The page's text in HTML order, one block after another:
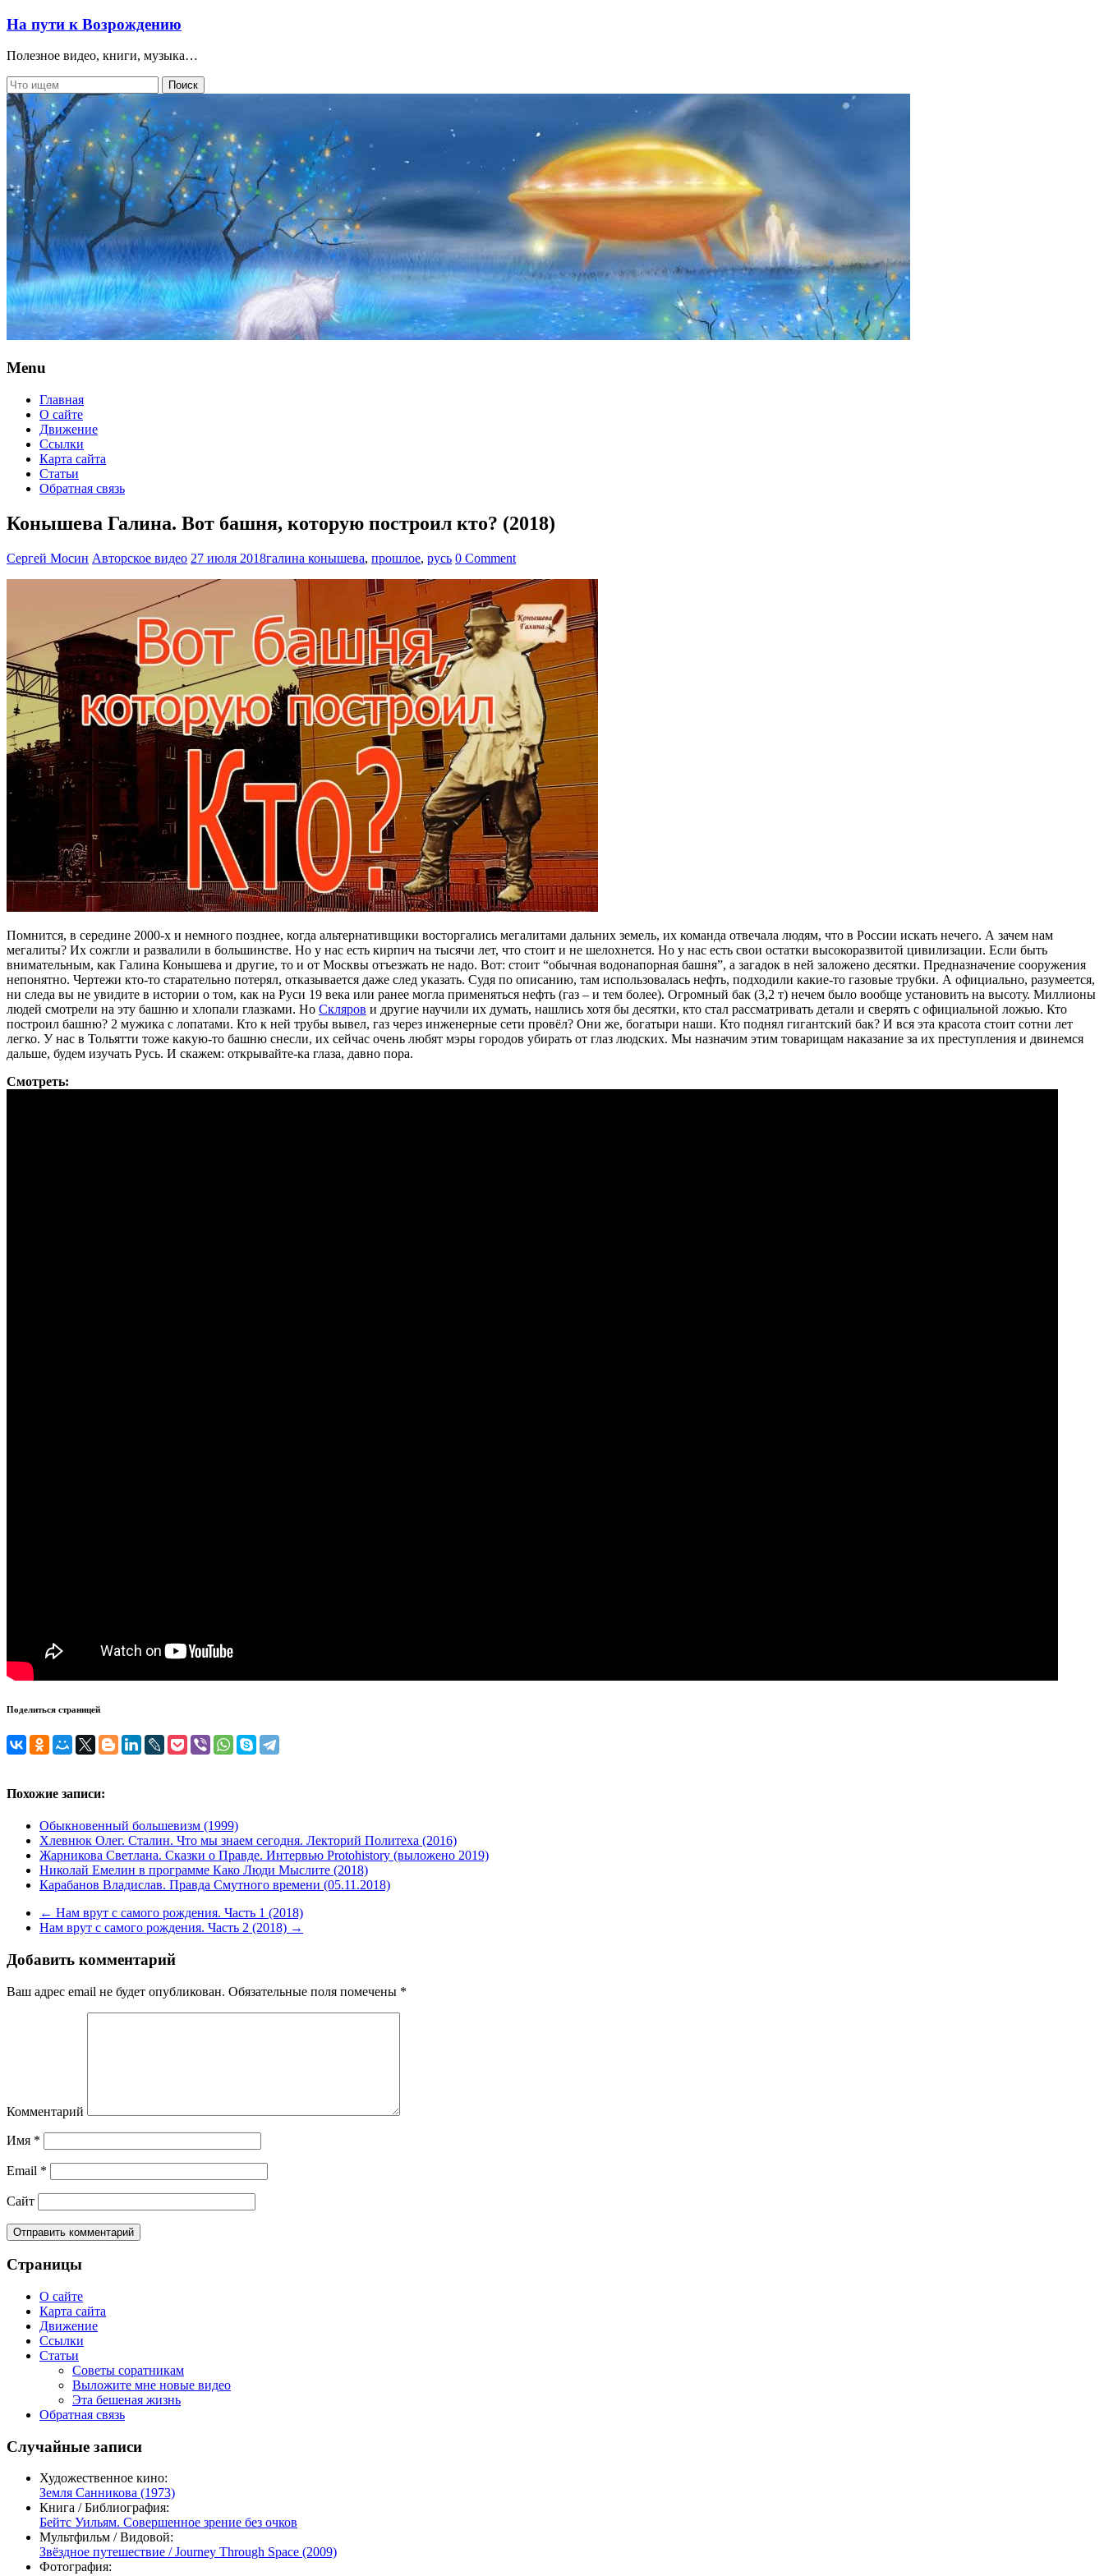
На пути к Возрождению
Полезное видео, книги, музыка…
Menu
Главная
О сайте
Движение
Ссылки
Карта сайта
Статьи
Обратная связь
Конышева Галина. Вот башня, которую построил кто? (2018)
Сергей Мосин Авторское видео 27 июля 2018галина конышева, прошлое, русь 0 Comment
Помнится, в середине 2000-х и немного позднее, когда альтернативщики восторгались мегалитами дальних земель, их команда отвечала людям, что в России искать нечего. А зачем нам
мегалиты? Их сожгли и развалили в большинстве. Но у нас есть кирпич на тысячи лет, что стоит и не шелохнется. Но у нас есть свои остатки высокоразвитой цивилизации. Если быть
внимательным, как Галина Конышева и другие, то и от Москвы отъезжать не надо. Вот: стоит “обычная водонапорная башня”, а загадок в ней заложено десятки. Предназначение сооружения
непонятно. Чертежи кто-то старательно потерял, отказывается даже след указать. Судя по описанию, там использовалась нефть, подходили какие-то газовые трубки. А официально, разумеется,
ни следа вы не увидите в истории о том, как на Руси 19 века или ранее могла применяться нефть (газ – и тем более). Огромный бак (3,2 т) нечем было вообще установить на высоту. Миллионы
людей смотрели на эту башню и хлопали глазками. Но Скляров и другие научили их думать, нашлись хотя бы десятки, кто стал рассматривать детали и сверять с официальной ложью. Кто
построил башню? 2 мужика с лопатами. Кто к ней трубы вывел, газ через инженерные сети провёл? Они же, богатыри наши. Кто поднял гигантский бак? И вся эта красота стоит сотни лет
легко. У нас в Тольятти тоже какую-то башню снесли, их сейчас очень любят мэры городов убирать от глаз людских. Мы назначим этим товарищам наказание за их преступления и двинемся
дальше, будем изучать Русь. И скажем: открывайте-ка глаза, давно пора.
Смотреть:
Поделиться страницей
Похожие записи:
Обыкновенный большевизм (1999)
Хлевнюк Олег. Сталин. Что мы знаем сегодня. Лекторий Политеха (2016)
Жарникова Светлана. Сказки о Правде. Интервью Protohistory (выложено 2019)
Николай Емелин в программе Како Люди Мыслите (2018)
Карабанов Владислав. Правда Смутного времени (05.11.2018)
← Нам врут с самого рождения. Часть 1 (2018)
Нам врут с самого рождения. Часть 2 (2018) →
Добавить комментарий
Ваш адрес email не будет опубликован. Обязательные поля помечены *
Комментарий
Имя *
Email *
Сайт
Страницы
О сайте
Карта сайта
Движение
Ссылки
Статьи
Советы соратникам
Выложите мне новые видео
Эта бешеная жизнь
Обратная связь
Случайные записи
Художественное кино:
Земля Санникова (1973)
Книга / Библиография:
Бейтс Уильям. Совершенное зрение без очков
Мультфильм / Видовой:
Звёздное путешествие / Journey Through Space (2009)
Фотография: